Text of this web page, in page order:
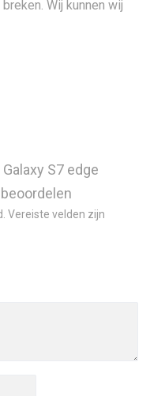
Wij kunnen wij
S7 edge
Vereiste velden zijn